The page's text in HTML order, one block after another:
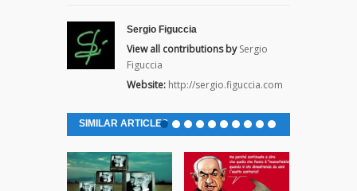
Sergio Figuccia
View all contributions by Sergio
Figuccia
Website: http://sergio.figuccia.com
SIMILAR ARTICLES